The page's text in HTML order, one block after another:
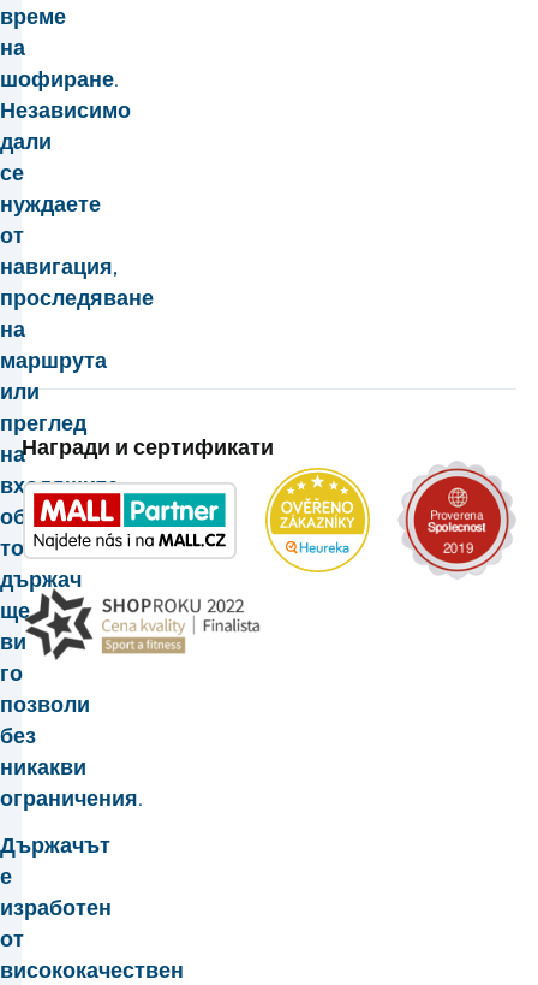
време
на
шофиране.
Независимо
дали
се
нуждаете
от
навигация,
проследяване
на
маршрута
или
преглед
на
входящите
обаждания,
този
държач
ще
ви
го
позволи
без
никакви
ограничения.
Държачът
е
изработен
от
висококачествен
Награди и сертификати